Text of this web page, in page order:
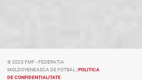
© 2023 FMF - FEDERAȚIA
MOLDOVENEASCA DE FOTBAL |POLITICA
DE CONFIDENȚIALITATE